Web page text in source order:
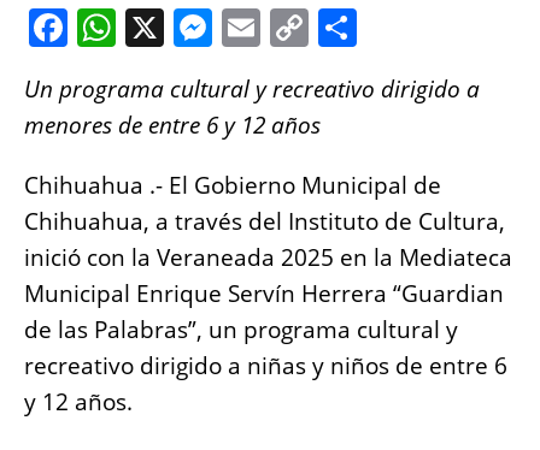
F
c
e
b
o
o
k
W
at
s
A
p
p
X M
ss
e
n
g
er
E
ai
l
C
p
y
Li
n
k
a
Un programa cultural y recreativo dirigido a
menores de entre 6 y 12 años
Chihuahua .- El Gobierno Municipal de
Chihuahua, a través del Instituto de Cultura,
inició con la Veraneada 2025 en la Mediateca
Municipal Enrique Servín Herrera “Guardian
de las Palabras”, un programa cultural y
recreativo dirigido a niñas y niños de entre 6
y 12 años.